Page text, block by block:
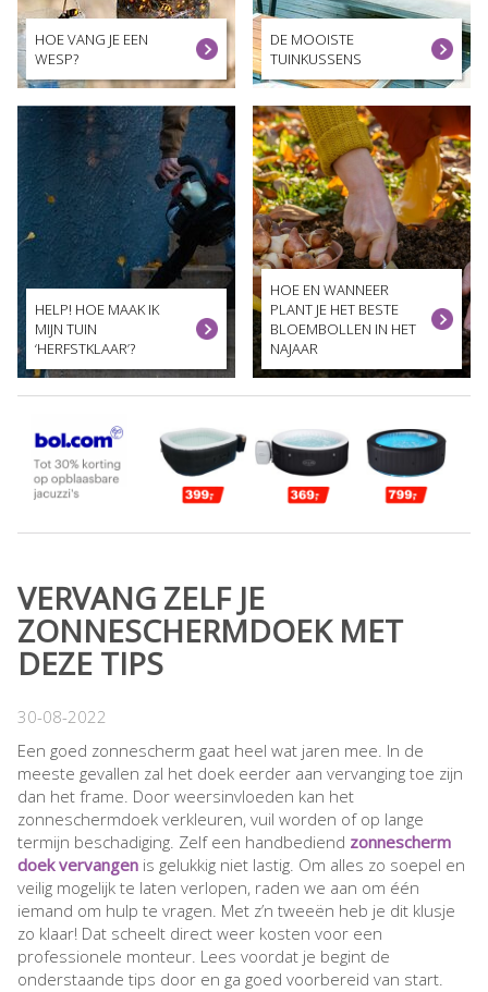
HOE VANG JE EEN
WESP?
DE MOOISTE
TUINKUSSENS
HELP! HOE MAAK IK
MIJN TUIN
‘HERFSTKLAAR’?
HOE EN WANNEER
PLANT JE HET BESTE
BLOEMBOLLEN IN HET
NAJAAR
VERVANG ZELF JE
ZONNESCHERMDOEK MET
DEZE TIPS
30-08-2022
Een goed zonnescherm gaat heel wat jaren mee. In de
meeste gevallen zal het doek eerder aan vervanging toe zijn
dan het frame. Door weersinvloeden kan het
zonneschermdoek verkleuren, vuil worden of op lange
termijn beschadiging. Zelf een handbediend zonnescherm
doek vervangen is gelukkig niet lastig. Om alles zo soepel en
veilig mogelijk te laten verlopen, raden we aan om één
iemand om hulp te vragen. Met z’n tweeën heb je dit klusje
zo klaar! Dat scheelt direct weer kosten voor een
professionele monteur. Lees voordat je begint de
onderstaande tips door en ga goed voorbereid van start.